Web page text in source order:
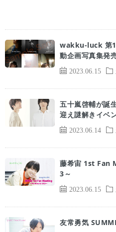
2023.06.15
wakku-luck 第1
動企画写真集発
2023.06.14
五十嵐啓輔が誕
迎え謎解きイベ
2023.06.15
藤希宙 1st Fan
3～
友常勇気